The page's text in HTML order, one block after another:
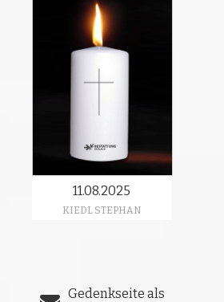
11.08.2025
KIEDL STEPHAN
Gedenkseite als